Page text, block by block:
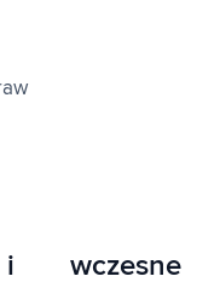
wczesne